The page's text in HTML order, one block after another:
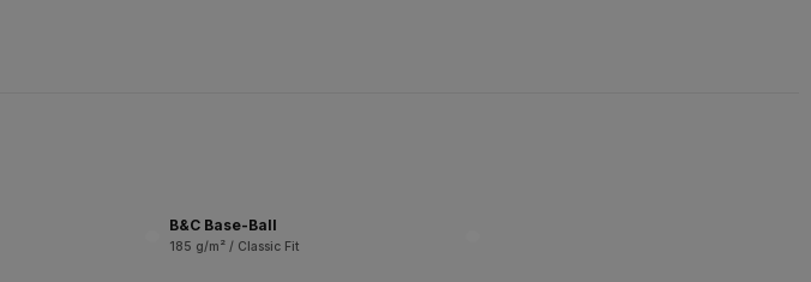
B&C Base-Ball
185 g/m² / Classic Fit